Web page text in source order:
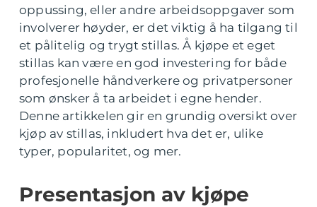
oppussing, eller andre arbeidsoppgaver som
involverer høyder, er det viktig å ha tilgang til
et pålitelig og trygt stillas. Å kjøpe et eget
stillas kan være en god investering for både
profesjonelle håndverkere og privatpersoner
som ønsker å ta arbeidet i egne hender.
Denne artikkelen gir en grundig oversikt over
kjøp av stillas, inkludert hva det er, ulike
typer, popularitet, og mer.
Presentasjon av kjøpe